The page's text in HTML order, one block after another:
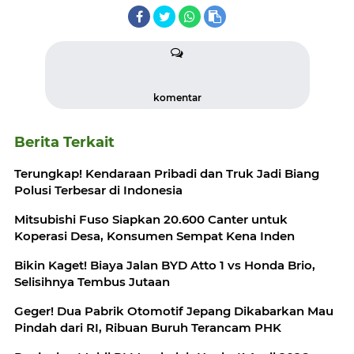
komentar
Berita Terkait
Terungkap! Kendaraan Pribadi dan Truk Jadi Biang
Polusi Terbesar di Indonesia
Mitsubishi Fuso Siapkan 20.600 Canter untuk
Koperasi Desa, Konsumen Sempat Kena Inden
Bikin Kaget! Biaya Jalan BYD Atto 1 vs Honda Brio,
Selisihnya Tembus Jutaan
Geger! Dua Pabrik Otomotif Jepang Dikabarkan Mau
Pindah dari RI, Ribuan Buruh Terancam PHK